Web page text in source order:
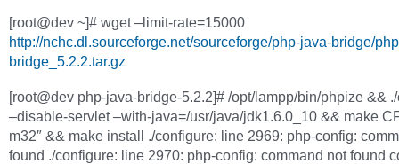
[root@dev ~]# wget –limit-rate=15000
http://nchc.dl.sourceforge.net/sourceforge/php-java-bridge/
bridge_5.2.2.tar.gz
[root@dev php-java-bridge-5.2.2]# /opt/lampp/bin/phpize &&
–disable-servlet –with-java=/usr/java/jdk1.6.0_10 && make
m32″ && make install ./configure: line 2969: php-config:
found ./configure: line 2970: php-config: command not found